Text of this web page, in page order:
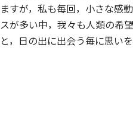
ますが，私も毎回，小さな感
スが多い中，我々も人類の希
と，日の出に出会う毎に思い